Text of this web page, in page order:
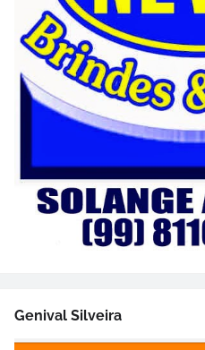
Genival Silveira